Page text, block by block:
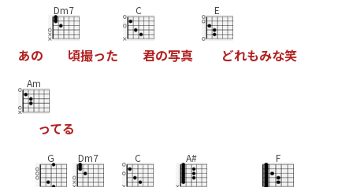
あの
Dm7
頃撮った
C
君の写真
E
どれもみな笑
Am
ってる
G Dm7 C A# F